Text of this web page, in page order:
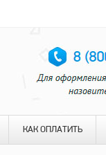
КАК ОПЛАТИТЬ